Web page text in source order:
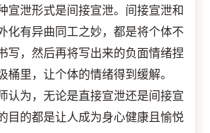
宣泄形式是间接宣泄。间接宣泄和
化有异曲同工之妙，都是将个体不
写，然后再将写出来的负面情绪捏
桶里，让个体的情绪得到缓解。
为，无论是直接宣泄还是间接宣
目的都是让人成为身心健康且愉悦